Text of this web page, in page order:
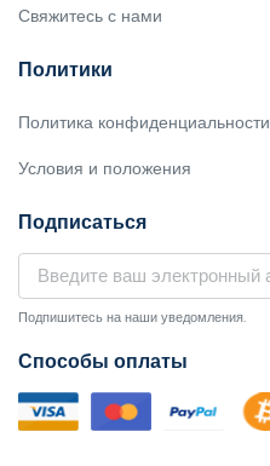
Свяжитесь с нами
Политики
Политика конфиденциальности
Условия и положения
Подписаться
Подпишитесь на наши уведомления.
Способы оплаты